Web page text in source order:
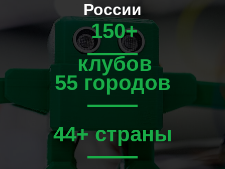
150+
клубов
55 городов
44+ страны
России